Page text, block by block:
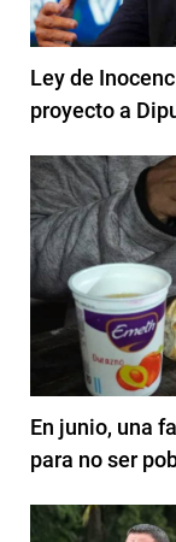
Ley de
proyecto a
En junio, una
para no ser